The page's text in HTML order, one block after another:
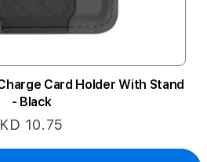
Card Holder With Stand
- Black
KD 10.75